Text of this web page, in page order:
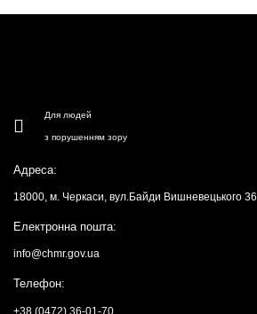
Для людей
з порушенням зору
Адреса:
18000, м. Черкаси, вул.Байди Вишневецького 36
Електронна пошта:
info@chmr.gov.ua
Телефон:
+38 (0472) 36-01-70